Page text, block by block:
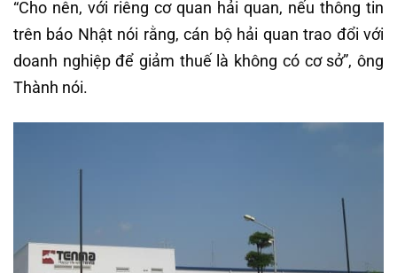
“Cho nên, với riêng cơ quan hải quan, nếu thông tin
trên báo Nhật nói rằng, cán bộ hải quan trao đổi với
doanh nghiệp để giảm thuế là không có cơ sở”, ông
Thành nói.